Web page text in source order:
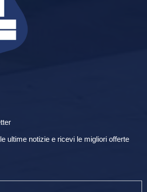
ultime notizie e ricevi le migliori offerte